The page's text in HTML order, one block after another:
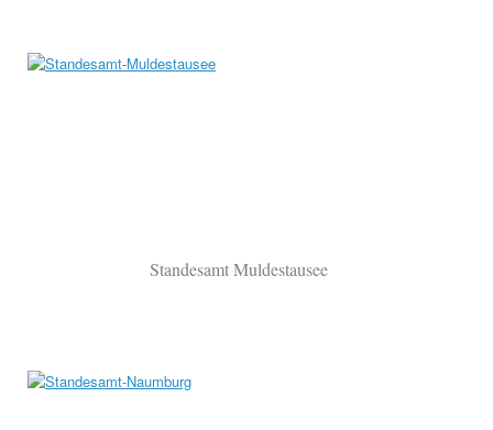
Standesamt Muldestausee